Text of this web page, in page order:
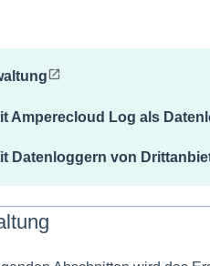
Amperecloud Log als
Datenloggern von